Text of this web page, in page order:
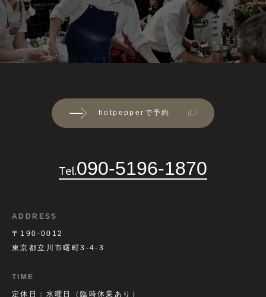
hotpepperで予約
Tel.090-5196-1870
ADDRESS
〒190-0012
東京都立川市曙町3-4-3
TIME
定休日：水曜日（臨時休業あり）